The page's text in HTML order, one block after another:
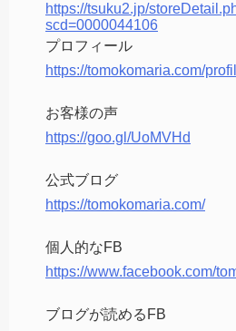
https://tsuku2.jp/
scd=0000044106
プロフィール
https://tomokomaria.com/
お客様の声
https://goo.gl/UoMVHd
公式ブログ
https://tomokomaria.com/
個人的なFB
https://www.facebook.com/
ブログが読めるFB